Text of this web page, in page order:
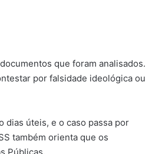
que foram analisados.
por falsidade ideológica ou
dias úteis, e o caso passa por
também orienta que os